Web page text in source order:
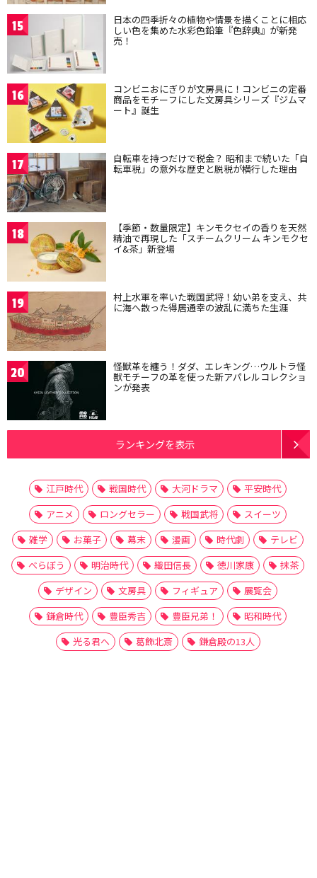
15 日本の四季折々の植物や情景を描くことに相応
しい色を集めた水彩色鉛筆『色辞典』が新発
売！
16 コンビニおにぎりが文房具に！コンビニの定番
商品をモチーフにした文房具シリーズ『ジムマ
ート』誕生
17 自転車を持つだけで税金？ 昭和まで続いた「自
転車税」の意外な歴史と脱税が横行した理由
18 【季節・数量限定】キンモクセイの香りを天然
精油で再現した「スチームクリーム キンモクセ
イ&茶」新登場
19 村上水軍を率いた戦国武将！幼い弟を支え、共
に海へ散った得居通幸の波乱に満ちた生涯
20 怪獣革を纏う！ダダ、エレキング…ウルトラ怪
獣モチーフの革を使った新アパレルコレクショ
ンが発表
ランキングを表示
江戸時代 戦国時代 大河ドラマ
平安時代
アニメ
ロングセラー 戦国武将
スイーツ
雑学
お菓子 幕末 漫画 時代劇
テレビ
べらぼう
明治時代 織田信長 徳川家康
抹茶
デザイン
文房具 フィギュア
展覧会
鎌倉時代
豊臣秀吉 豊臣兄弟！
昭和時代
光る君へ
葛飾北斎 鎌倉殿の13人